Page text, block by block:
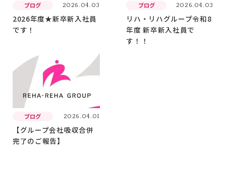
ブログ 2026.04.03
2026年度★新卒新入社員
です！
ブログ 2026.04.03
リハ・リハグループ令和8
年度 新卒新入社員で
す！！
ブログ 2026.04.01
【グループ会社吸収合併
完了のご報告】